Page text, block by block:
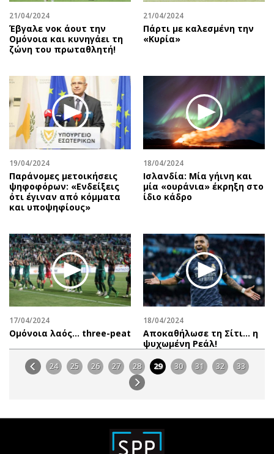
21/04/2024
Έβγαλε νοκ άουτ την
Ομόνοια και κυνηγάει τη
ζώνη του πρωταθλητή!
21/04/2024
Πάρτι με καλεσμένη την
«Κυρία»
19/04/2024
Παράνομες μετοικήσεις
ψηφοφόρων: «Ενδείξεις
ότι έγιναν από κόμματα
και υποψηφίους»
18/04/2024
Ισλανδία: Μία γήινη και
μία «ουράνια» έκρηξη στο
ίδιο κάδρο
17/04/2024
Oμόνοια λαός… three-peat
18/04/2024
Αποκαθήλωσε τη Σίτι... η
ψυχωμένη Ρεάλ!
24 25 26 27 28 29 30 31 32 33